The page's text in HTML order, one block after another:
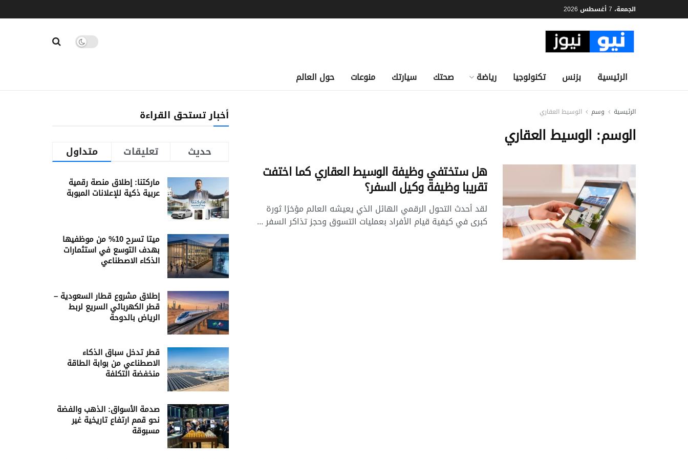
الجمعة، 7 أغسطس 2026
الرئيسية بزنس تكنولوجيا رياضة صحتك سيارتك منوعات حول العالم
الرئيسية وسم الوسيط العقاري
الوسم: الوسيط العقاري
هل ستختفي وظيفة الوسيط العقاري كما اختفت
تقريبا وظيفة وكيل السفر؟
لقد أحدث التحول الرقمي الهائل الذي يعيشه العالم مؤخرًا ثورة
كبرى في كيفية قيام الأفراد بعمليات التسوق وحجز تذاكر السفر ...
أخبار تستحق القراءة
متداول تعليقات حديث
ماركتنا: إطلاق منصة رقمية
عربية ذكية للإعلانات المبوبة
ميتا تسرح 10% من موظفيها
بهدف التوسع في استثمارات
الذكاء الاصطناعي
إطلاق مشروع قطار السعودية –
قطر الكهربائي السريع لربط
الرياض بالدوحة
قطر تدخل سباق الذكاء
الاصطناعي من بوابة الطاقة
منخفضة التكلفة
صدمة الأسواق: الذهب والفضة
نحو قمم ارتفاع تاريخية غير
مسبوقة